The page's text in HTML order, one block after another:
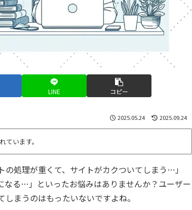
LINE コピー
2025.05.24 2025.09.24
ています。
処理が重くて、サイトがカクついてしまう…」
なる…」といったお悩みはありませんか？ユーザー
まうのはもったいないですよね。